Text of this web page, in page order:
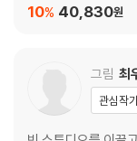
40,830원
10%
그림 최
관심작